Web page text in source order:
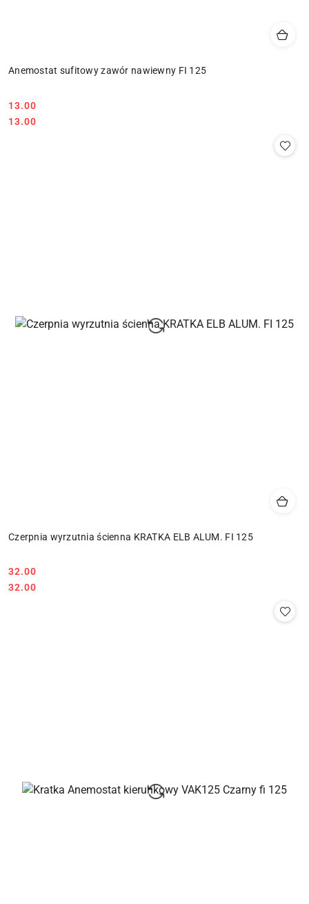
Anemostat sufitowy zawór nawiewny FI 125
Cena:
13.00
Cena:
13.00
Czerpnia wyrzutnia ścienna KRATKA ELB ALUM. FI 125
Cena:
32.00
Cena:
32.00